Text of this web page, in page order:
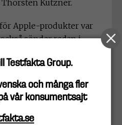
Kutzner.
Apple-produkter var
sönder redan i
bara 10 kronor
information för vår del.
av produkterna
Testfakta Group.
och många fler
vår konsumentsajt